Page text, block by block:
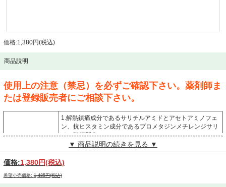
価格:1,380円(税込)
商品説明
使用上の注意（禁忌）を必ずご確認下さい。薬剤師ま
たは登録販売者にご相談下さい。
1.解熱鎮痛成分であるサリチルアミドとアセトアミノフェ
ン、抗ヒスタミン成分であるプロメタジンメチレンジサリ
チル酸塩配合。
2.痛みをおさえるはたらきを助ける無水カフェインの4つ
の有効成分配合。
3.「のどの痛み」「発熱」「鼻みず」などのかぜの諸症状
4.非ピリン系のかぜ薬です。
▼ 商品説明の続きを見る ▼
価格:1,380円(税込)
希望小売価格:1,485円(税込)